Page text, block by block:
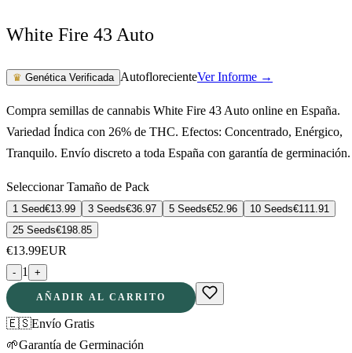
White Fire 43 Auto
♛ Genética Verificada AutoflorecienteVer Informe →
Compra semillas de cannabis White Fire 43 Auto online en España.
Variedad Índica con 26% de THC. Efectos: Concentrado, Enérgico,
Tranquilo. Envío discreto a toda España con garantía de germinación.
Seleccionar Tamaño de Pack
1 Seed€13.99 3 Seeds€36.97 5 Seeds€52.96 10 Seeds€111.91
25 Seeds€198.85
€13.99EUR
- 1 +
AÑADIR AL CARRITO
🇪🇸Envío Gratis
🌱Garantía de Germinación